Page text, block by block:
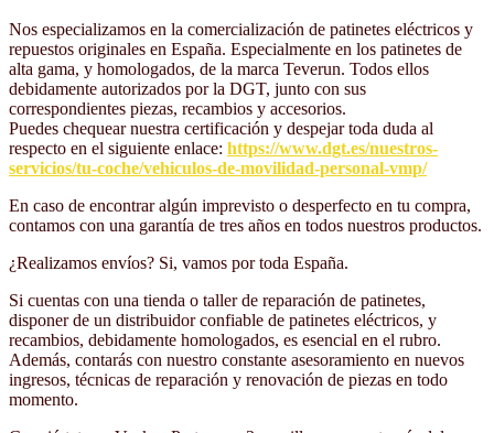
Nos especializamos en la comercialización de patinetes eléctricos y
repuestos originales en España. Especialmente en los patinetes de
alta gama, y homologados, de la marca Teverun. Todos ellos
debidamente autorizados por la DGT, junto con sus
correspondientes piezas, recambios y accesorios.
Puedes chequear nuestra certificación y despejar toda duda al
respecto en el siguiente enlace: https://www.dgt.es/nuestros-
servicios/tu-coche/vehiculos-de-movilidad-personal-vmp/
En caso de encontrar algún imprevisto o desperfecto en tu compra,
contamos con una garantía de tres años en todos nuestros productos.
¿Realizamos envíos? Si, vamos por toda España.
Si cuentas con una tienda o taller de reparación de patinetes,
disponer de un distribuidor confiable de patinetes eléctricos, y
recambios, debidamente homologados, es esencial en el rubro.
Además, contarás con nuestro constante asesoramiento en nuevos
ingresos, técnicas de reparación y renovación de piezas en todo
momento.